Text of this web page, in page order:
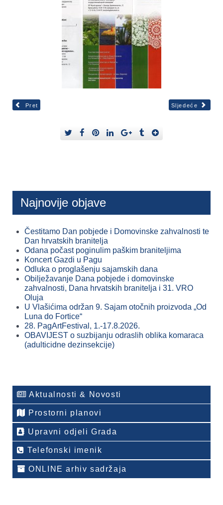
Pret Sljedeće
Najnovije objave
Čestitamo Dan pobjede i Domovinske zahvalnosti te
Dan hrvatskih branitelja
Odana počast poginulim paškim braniteljima
Koncert Gazdi u Pagu
Odluka o proglašenju sajamskih dana
Obilježavanje Dana pobjede i domovinske
zahvalnosti, Dana hrvatskih branitelja i 31. VRO
Oluja
U Vlašićima održan 9. Sajam otočnih proizvoda „Od
Luna do Fortice“
28. PagArtFestival, 1.-17.8.2026.
OBAVIJEST o suzbijanju odraslih oblika komaraca
(adulticidne dezinsekcije)
Aktualnosti & Novosti
Prostorni planovi
Upravni odjeli Grada
Telefonski imenik
ONLINE arhiv sadržaja